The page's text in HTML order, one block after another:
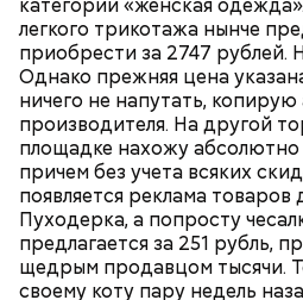
категории «женская
легкого трикотажа нынче
приобрести за 2747 рублей.
Однако прежняя цена
ничего не напутать,
производителя. На другой
площадке нахожу абсолютно
причем без учета всяких
появляется реклама товаров
Пуходерка, а попросту
предлагается за 251 рубль,
щедрым продавцом тысячи.
своему коту пару недель
Также эксперт предлагает
средства в рублях и лишь в
переходить на юань.